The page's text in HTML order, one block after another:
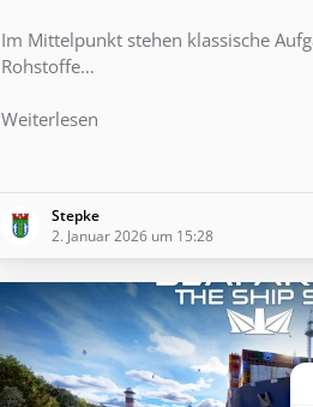
Im Mittelpunkt stehen klassische
Rohstoffe…
Weiterlesen
Stepke
2. Januar 2026 um 15:28